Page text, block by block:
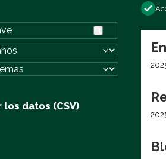
los datos (CSV)